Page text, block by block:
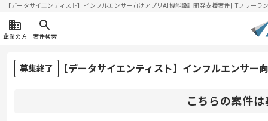
【データサイエンティスト】インフルエンサー向けアプリAI機能設計開発支援案件| ITフリー
企業の方 案件検索
募集終了 【データサイエンティスト】インフルエンサ
こちらの案件